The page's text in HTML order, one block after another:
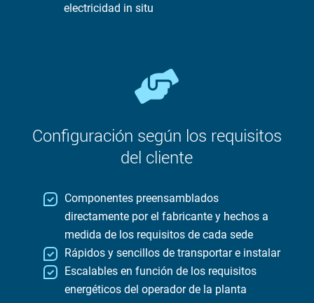
electricidad in situ
Configuración según los requisitos
del cliente
Componentes preensamblados
directamente por el fabricante y hechos a
medida de los requisitos de cada sede
Rápidos y sencillos de transportar e instalar
Escalables en función de los requisitos
energéticos del operador de la planta